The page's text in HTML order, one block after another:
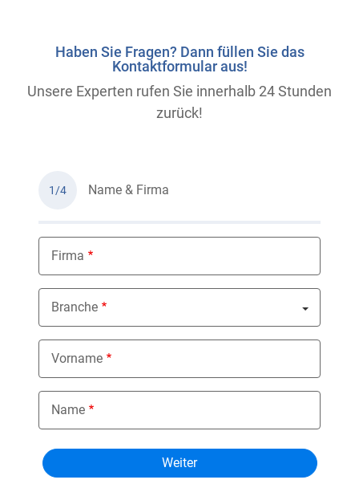
Haben Sie Fragen? Dann füllen Sie das
Kontaktformular aus!
Unsere Experten rufen Sie innerhalb 24 Stunden
zurück!
1/4 Name & Firma
Firma
Branche
Nothing selected
Vorname
Name